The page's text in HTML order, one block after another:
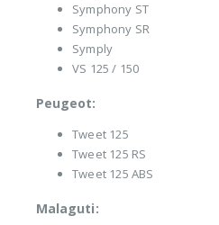
Symphony ST
Symphony SR
Symply
VS 125 / 150
Peugeot:
Tweet 125
Tweet 125 RS
Tweet 125 ABS
Malaguti: